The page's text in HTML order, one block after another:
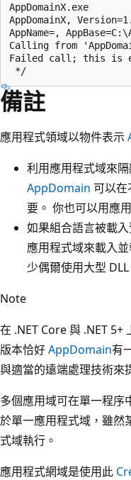
AppDomainX.exe
AppDomainX,
AppName=,
Calling from
Failed call; this is
備註
應用程式領域以物件表示
利用應用程式域來
AppDomain 可以在
要。 你也可以用應
如果組合語言被載
應用程式域來載入
少偶爾使用大型
Note
在 .NET Core 與 .NET 5+
版本恰好AppDomain有
與適當的遠端處理技術來
多個應用域可在單一程序
於單一應用程式域，雖然
式域執行。
應用程式網域是使用此